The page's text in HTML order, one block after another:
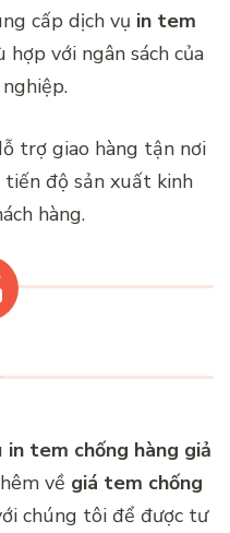
cấp dịch vụ in tem
hợp với ngân sách của
trợ giao hàng tận nơi
độ sản xuất kinh
hàng.
in tem chống hàng giả
về giá tem chống
chúng tôi để được tư